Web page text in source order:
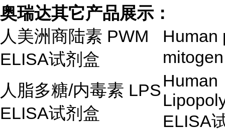
奥瑞达其它产品展示：
人美洲商陆素 PWM
ELISA试剂盒
Human
人脂多糖/内毒素 LPS
ELISA试剂盒
Human
ELISA